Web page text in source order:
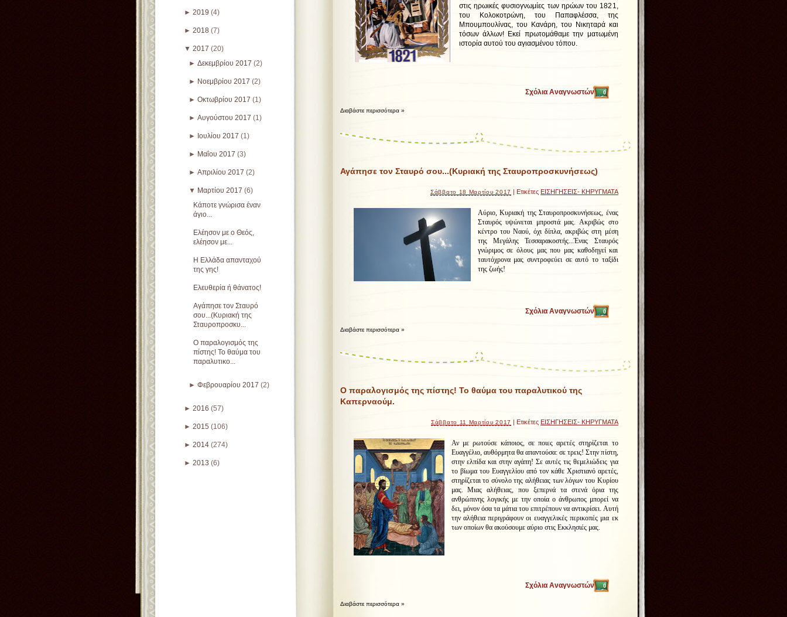
► 2019 (4)
► 2018 (7)
▼ 2017 (20)
► Δεκεμβρίου 2017 (2)
► Νοεμβρίου 2017 (2)
► Οκτωβρίου 2017 (1)
► Αυγούστου 2017 (1)
► Ιουλίου 2017 (1)
► Μαΐου 2017 (3)
► Απριλίου 2017 (2)
▼ Μαρτίου 2017 (6)
Κάποτε γνώρισα έναν
άγιο...
Ελέησον με ο Θεός,
ελέησον με...
Η Ελλάδα απανταχού
της γης!
Ελευθερία ή θάνατος!
Αγάπησε τον Σταυρό
σου...(Κυριακή της
Σταυροπροσκυ...
Ο παραλογισμός της
πίστης! Το θαύμα του
παραλυτικο...
► Φεβρουαρίου 2017 (2)
► 2016 (57)
► 2015 (106)
► 2014 (274)
► 2013 (6)
στις ηρωικές φυσιογνωμίες των ηρώων του 1821,
του Κολοκοτρώνη, του Παπαφλέσσα, της
Μπουμπουλίνας, του Κανάρη, του Νικηταρά και
τόσων άλλων! Εκεί πρωτομάθαμε την ματωμένη
ιστορία αυτού του αγιασμένου τόπου.
Σχόλια Αναγνωστών 0
Διαβάστε περισσότερα »
Αγάπησε τον Σταυρό σου...(Κυριακή της Σταυροπροσκυνήσεως)
Σάββατο 18 Μαρτίου 2017 | Ετικέτες ΕΙΣΗΓΗΣΕΙΣ- ΚΗΡΥΓΜΑΤΑ
Αύριο, Κυριακή της Σταυροπροσκυνήσεως, ένας
Σταυρός υψώνεται μπροστά μας. Ακριβώς στο
κέντρο του Ναού, όχι δίπλα, ακριβώς στη μέση
της Μεγάλης Τεσσαρακοστής...Ένας Σταυρός
γνώριμος σε όλους μας που μας καθοδηγεί και
ταυτόχρονα μας συντροφεύει σε αυτό το ταξίδι
της ζωής!
Σχόλια Αναγνωστών 0
Διαβάστε περισσότερα »
Ο παραλογισμός της πίστης! Το θαύμα του παραλυτικού της
Καπερναούμ.
Σάββατο 11 Μαρτίου 2017 | Ετικέτες ΕΙΣΗΓΗΣΕΙΣ- ΚΗΡΥΓΜΑΤΑ
Αν με ρωτούσε κάποιος, σε ποιες αρετές στηρίζεται το
Ευαγγέλιο, αυθόρμητα θα απαντούσα: σε τρεις! Στην πίστη,
στην ελπίδα και στην αγάπη! Σε αυτές τις θεμελιώδεις για
το βίωμα του Ευαγγελίου από τον κάθε Χριστιανό αρετές,
στηρίζεται το σύνολο της αλήθειας των λόγων του Κυρίου
μας. Μιας αλήθειας, που ξεπερνά τα στενά όρια της
ανθρώπινης λογικής με την οποία ο άνθρωπος μπορεί να
δει, μόνον όσα τα μάτια του επιτρέπουν να αντικρίσει. Αυτή
την αλήθεια περιγράφουν οι ευαγγελικές περικοπές μια εκ
των οποίων θα ακούσουμε αύριο στις Εκκλησιές μας.
Σχόλια Αναγνωστών 0
Διαβάστε περισσότερα »